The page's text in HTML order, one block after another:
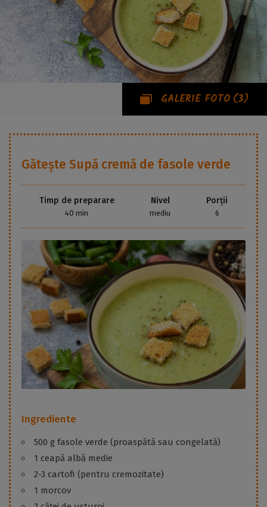
GALERIE FOTO (3)
Gătește Supă cremă de fasole verde
Timp de preparare
40 min
Nivel
mediu
Porții
6
Ingrediente
500 g fasole verde (proaspătă sau congelată)
1 ceapă albă medie
2-3 cartofi (pentru cremozitate)
1 morcov